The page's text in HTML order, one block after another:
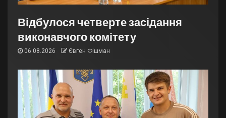
Відбулося четверте засідання
виконавчого комітету
06.08.2026 Євген Фішман